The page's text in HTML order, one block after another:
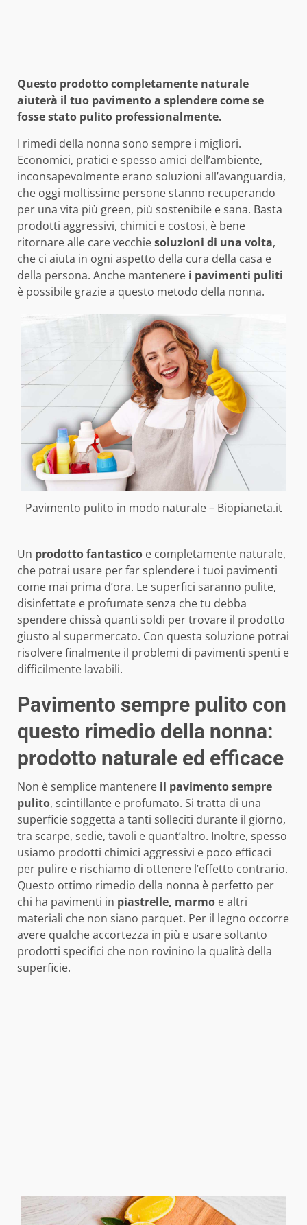
Questo prodotto completamente naturale
aiuterà il tuo pavimento a splendere come se
fosse stato pulito professionalmente.
I rimedi della nonna sono sempre i migliori.
Economici, pratici e spesso amici dell’ambiente,
inconsapevolmente erano soluzioni all’avanguardia,
che oggi moltissime persone stanno recuperando
per una vita più green, più sostenibile e sana. Basta
prodotti aggressivi, chimici e costosi, è bene
ritornare alle care vecchiesoluzioni di una volta,
che ci aiuta in ogni aspetto della cura della casa e
della persona. Anche mantenere i pavimenti puliti
è possibile grazie a questo metodo della nonna.
Pavimento pulito in modo naturale – Biopianeta.it
Un prodotto fantastico e completamente naturale,
che potrai usare per far splendere i tuoi pavimenti
come mai prima d’ora. Le superfici saranno pulite,
disinfettate e profumate senza che tu debba
spendere chissà quanti soldi per trovare il prodotto
giusto al supermercato. Con questa soluzione potrai
risolvere finalmente il problemi di pavimenti spenti e
difficilmente lavabili.
Pavimento sempre pulito con
questo rimedio della nonna:
prodotto naturale ed efficace
Non è semplice mantenere il pavimento sempre
pulito, scintillante e profumato. Si tratta di una
superficie soggetta a tanti solleciti durante il giorno,
tra scarpe, sedie, tavoli e quant’altro. Inoltre, spesso
usiamo prodotti chimici aggressivi e poco efficaci
per pulire e rischiamo di ottenere l’effetto contrario.
Questo ottimo rimedio della nonna è perfetto per
chi ha pavimenti in piastrelle, marmo e altri
materiali che non siano parquet. Per il legno occorre
avere qualche accortezza in più e usare soltanto
prodotti specifici che non rovinino la qualità della
superficie.